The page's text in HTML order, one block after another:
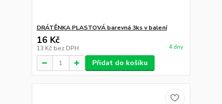
DRÁTĚNKA PLASTOVÁ barevná 3ks v balení
16 Kč
13 Kč bez DPH 4 dny
Přidat do košíku